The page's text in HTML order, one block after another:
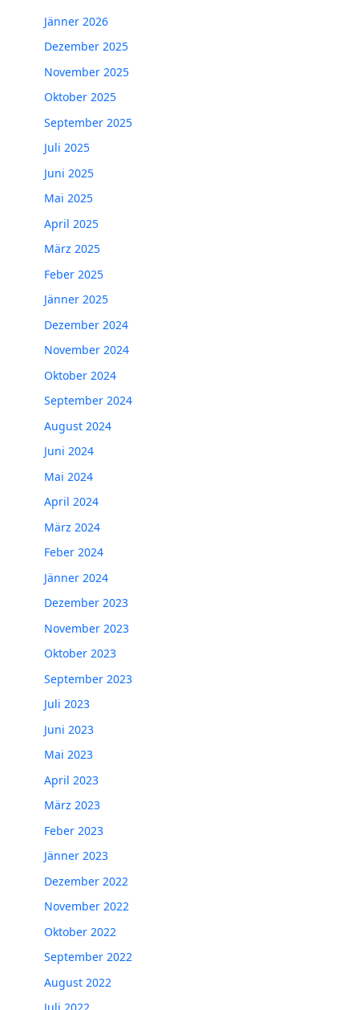
Jänner 2026
Dezember 2025
November 2025
Oktober 2025
September 2025
Juli 2025
Juni 2025
Mai 2025
April 2025
März 2025
Feber 2025
Jänner 2025
Dezember 2024
November 2024
Oktober 2024
September 2024
August 2024
Juni 2024
Mai 2024
April 2024
März 2024
Feber 2024
Jänner 2024
Dezember 2023
November 2023
Oktober 2023
September 2023
Juli 2023
Juni 2023
Mai 2023
April 2023
März 2023
Feber 2023
Jänner 2023
Dezember 2022
November 2022
Oktober 2022
September 2022
August 2022